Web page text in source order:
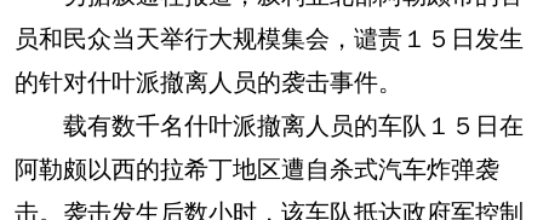
员和民众当天举行大规模集会，谴责１５日发生
的针对什叶派撤离人员的袭击事件。
载有数千名什叶派撤离人员的车队１５日在
阿勒颇以西的拉希丁地区遭自杀式汽车炸弹袭
击。袭击发生后数小时，该车队抵达政府军控制